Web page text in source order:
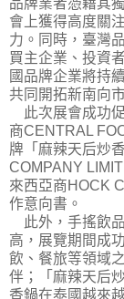
會上獲得高度關
力。同時，臺灣
買主企業、投資
國品牌企業將持
共同開拓新南向
此次展會成功
商CENTRAL
牌「麻辣天后炒
COMPANY
來西亞商HOCK
作意向書。
此外，手搖飲
高，展覽期間成
飲、餐旅等領域
伴；「麻辣天后
香鍋在泰國越來